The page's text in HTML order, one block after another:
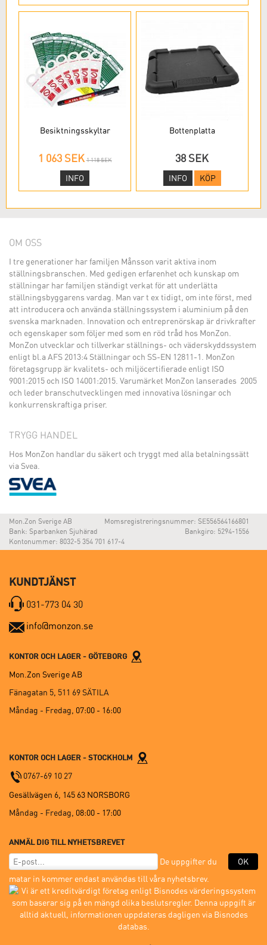
Besiktningsskyltar
1 063 SEK 1 118 SEK
INFO
Bottenplatta
38 SEK
INFO KÖP
OM OSS
I tre generationer har familjen Månsson varit aktiva inom
ställningsbranschen. Med gedigen erfarenhet och kunskap om
ställningar har familjen ständigt verkat för att underlätta
ställningsbyggarens vardag. Man var t ex tidigt, om inte först, med
att introducera och använda ställningssystem i aluminium på den
svenska marknaden. Innovation och entreprenörskap är drivkrafter
och egenskaper som följer med som en röd tråd hos MonZon.
MonZon utvecklar och tillverkar ställnings- och väderskyddssystem
enligt bl.a AFS 2013:4 Ställningar och SS-EN 12811-1. MonZon
företagsgrupp är kvalitets- och miljöcertifierade enligt ISO
9001:2015 och ISO 14001:2015. Varumärket MonZon lanserades 2005
och leder branschutvecklingen med innovativa lösningar och
konkurrenskraftiga priser.
TRYGG HANDEL
Hos MonZon handlar du säkert och tryggt med alla betalningssätt
via Svea.
Mon.Zon Sverige AB
Momsregistreringsnummer: SE556564166801
Bank: Sparbanken Sjuhärad
Bankgiro: 5294-1556
Kontonummer: 8032-5 354 701 617-4
KUNDTJÄNST
031-773 04 30
info@monzon.se
KONTOR OCH LAGER - GÖTEBORG
Mon.Zon Sverige AB
Fänagatan 5, 511 69 SÄTILA
Måndag - Fredag, 07:00 - 16:00
KONTOR OCH LAGER - STOCKHOLM
0767-69 10 27
Gesällvägen 6, 145 63 NORSBORG
Måndag - Fredag, 08:00 - 17:00
ANMÄL DIG TILL NYHETSBREVET
OK
De uppgifter du
matar in kommer endast användas till våra nyhetsbrev.